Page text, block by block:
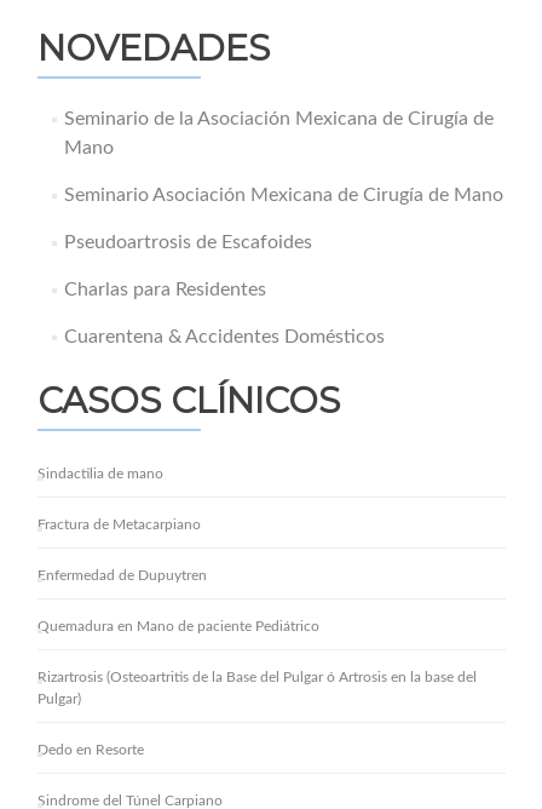
NOVEDADES
Seminario de la Asociación Mexicana de Cirugía de
Mano
Seminario Asociación Mexicana de Cirugía de Mano
Pseudoartrosis de Escafoides
Charlas para Residentes
Cuarentena & Accidentes Domésticos
CASOS CLÍNICOS
Sindactilia de mano
Fractura de Metacarpiano
Enfermedad de Dupuytren
Quemadura en Mano de paciente Pediátrico
Rizartrosis (Osteoartritis de la Base del Pulgar ó Artrosis en la base del
Pulgar)
Dedo en Resorte
Sindrome del Túnel Carpiano